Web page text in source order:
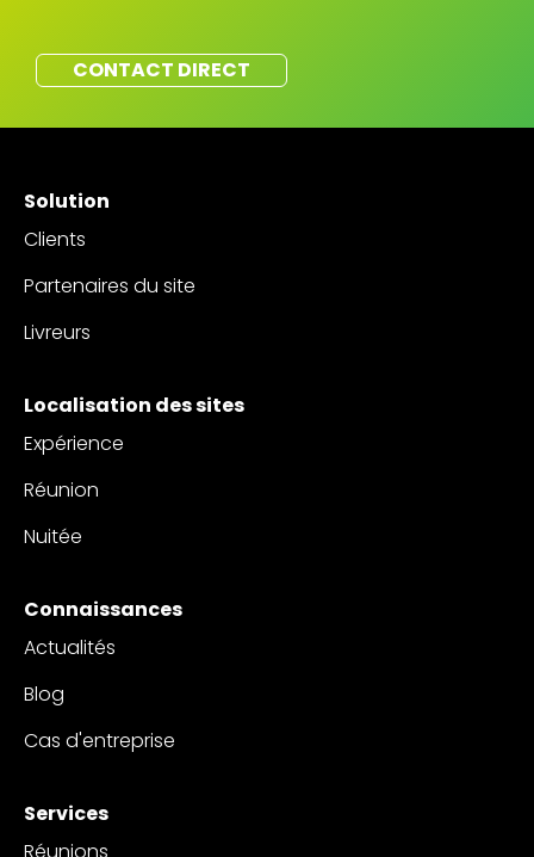
CONTACT DIRECT
Solution
Clients
Partenaires du site
Livreurs
Localisation des sites
Expérience
Réunion
Nuitée
Connaissances
Actualités
Blog
Cas d'entreprise
Services